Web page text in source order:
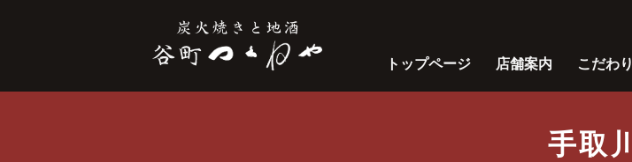
トップページ 店舗案内 こだわり
手取川